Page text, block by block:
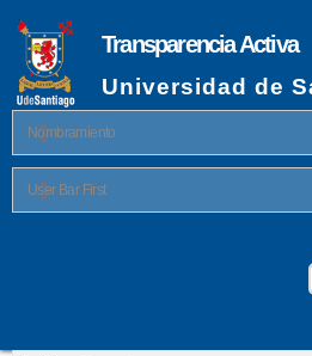
contenido
principal
Transparencia Activa
Universidad de
Nombramiento
User Bar First
Formulario de